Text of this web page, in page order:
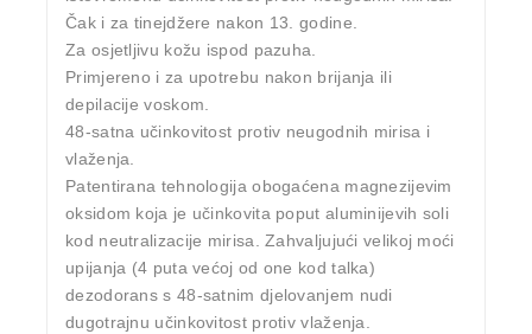
Čak i za tinejdžere nakon 13. godine.
Za osjetljivu kožu ispod pazuha.
Primjereno i za upotrebu nakon brijanja ili
depilacije voskom.
48-satna učinkovitost protiv neugodnih mirisa i
vlaženja.
Patentirana tehnologija obogaćena magnezijevim
oksidom koja je učinkovita poput aluminijevih soli
kod neutralizacije mirisa. Zahvaljujući velikoj moći
upijanja (4 puta većoj od one kod talka)
dezodorans s 48-satnim djelovanjem nudi
dugotrajnu učinkovitost protiv vlaženja.